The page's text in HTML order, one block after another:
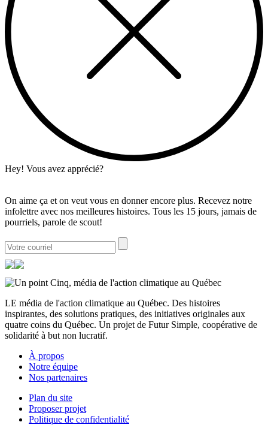
Hey! Vous avez apprécié?
On aime ça et on veut vous en donner encore plus. Recevez notre
infolettre avec nos meilleures histoires. Tous les 15 jours, jamais de
pourriels, parole de scout!
LE média de l'action climatique au Québec. Des histoires
inspirantes, des solutions pratiques, des initiatives originales aux
quatre coins du Québec. Un projet de Futur Simple, coopérative de
solidarité à but non lucratif.
À propos
Notre équipe
Nos partenaires
Plan du site
Proposer projet
Politique de confidentialité